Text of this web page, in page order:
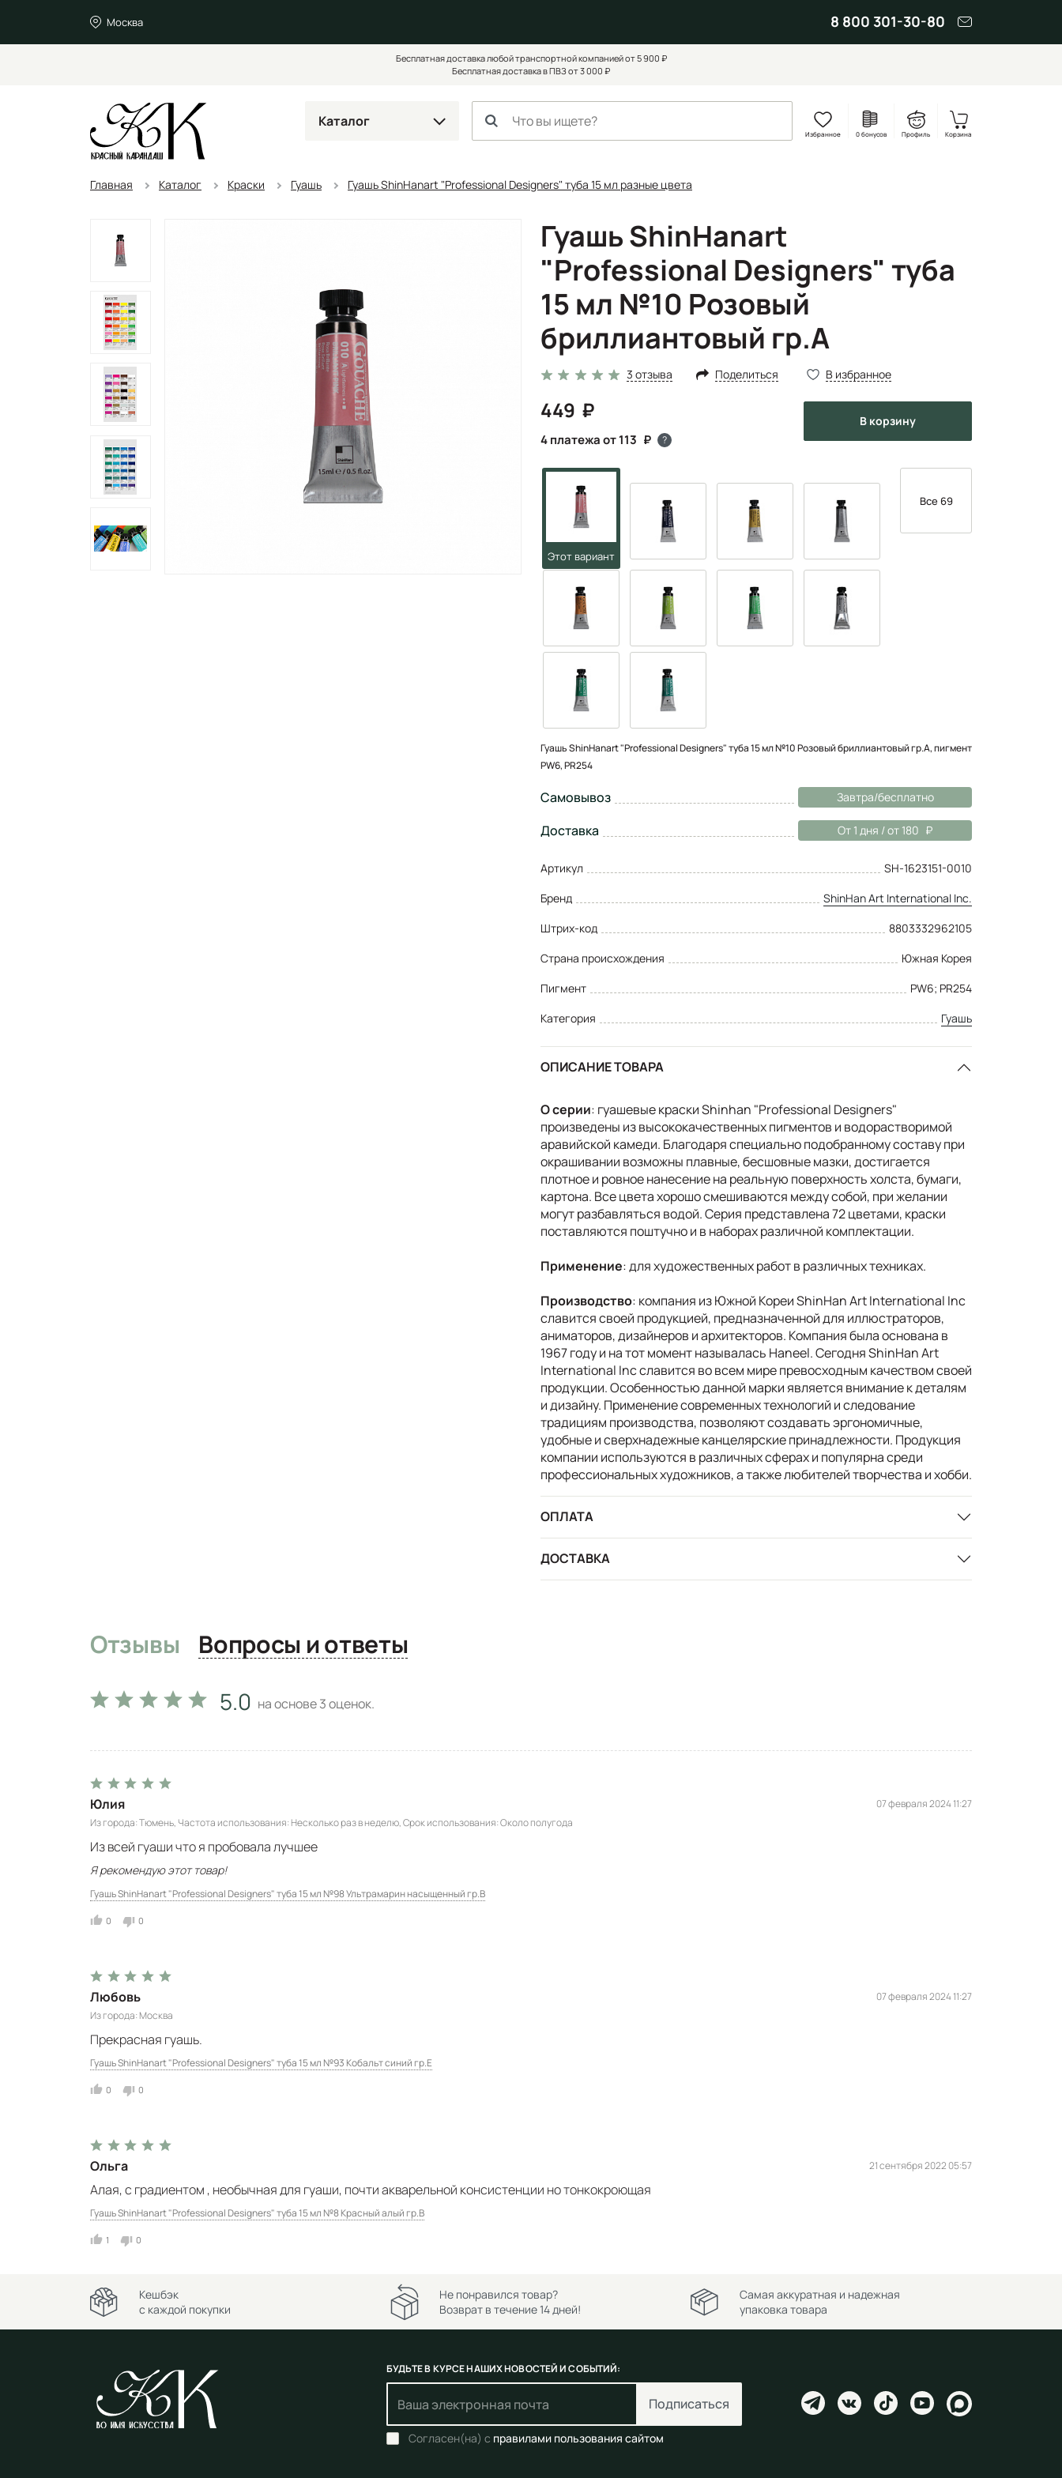
Москва 8 800 301-30-80
Бесплатная доставка любой транспортной компанией от 5 900 ₽
Бесплатная доставка в ПВЗ от 3 000 ₽
Каталог
Избранное 0 бонусов Профиль Корзина
Главная Каталог Краски Гуашь Гуашь ShinHanart "Professional Designers" туба 15 мл разные цвета
Гуашь ShinHanart
"Professional Designers" туба
15 мл №10 Розовый
бриллиантовый гр.A
3 отзыва Поделиться В избранное
449
4 платежа от 113 ?
в корзину
Все 69
Гуашь ShinHanart "Professional Designers" туба 15 мл №10 Розовый бриллиантовый гр.A, пигмент
PW6, PR254
Самовывоз Завтра/бесплатно
Доставка От 1 дня / от 180
Артикул
SH-1623151-0010
Бренд
ShinHan Art International Inc.
Штрих-код
8803332962105
Страна происхождения
Южная Корея
Пигмент
PW6; PR254
Категория
Гуашь
ОПИСАНИЕ ТОВАРА
О серии: гуашевые краски Shinhan "Professional Designers"
произведены из высококачественных пигментов и водорастворимой
аравийской камеди. Благодаря специально подобранному составу при
окрашивании возможны плавные, бесшовные мазки, достигается
плотное и ровное нанесение на реальную поверхность холста, бумаги,
картона. Все цвета хорошо смешиваются между собой, при желании
могут разбавляться водой. Серия представлена 72 цветами, краски
поставляются поштучно и в наборах различной комплектации.
Применение: для художественных работ в различных техниках.
Производство: компания из Южной Кореи ShinHan Art International Inc
славится своей продукцией, предназначенной для иллюстраторов,
аниматоров, дизайнеров и архитекторов. Компания была основана в
1967 году и на тот момент называлась Haneel. Сегодня ShinHan Art
International Inc славится во всем мире превосходным качеством своей
продукции. Особенностью данной марки является внимание к деталям
и дизайну. Применение современных технологий и следование
традициям производства, позволяют создавать эргономичные,
удобные и сверхнадежные канцелярские принадлежности. Продукция
компании используются в различных сферах и популярна среди
профессиональных художников, а также любителей творчества и хобби.
ОПЛАТА
ДОСТАВКА
Отзывы Вопросы и ответы
5.0 на основе3оценок.
Юлия
Из города Тюмень Частота использования Несколько раз в неделю Срок использования Около полугода
07 февраля 2024 11:27
Из всей гуаши что я пробовала лучшее
Я рекомендую этот товар!
Гуашь ShinHanart "Professional Designers" туба 15 мл №98 Ультрамарин насыщенный гр.B
0 0
Любовь
Из города Москва
07 февраля 2024 11:27
Прекрасная гуашь.
Гуашь ShinHanart "Professional Designers" туба 15 мл №93 Кобальт синий гр.E
0 0
Ольга 21 сентября 2022 05:57
Алая, с градиентом , необычная для гуаши, почти акварельной консистенции но тонкокроющая
Гуашь ShinHanart "Professional Designers" туба 15 мл №8 Красный алый гр.B
1 0
Кешбэк
с каждой покупки
Не понравился товар?
Возврат в течение 14 дней!
Самая аккуратная и надежная
упаковка товара
БУДЬТЕ В КУРСЕ НАШИХ НОВОСТЕЙ И СОБЫТИЙ:
Подписаться
Согласен(на) с правилами пользования сайтом